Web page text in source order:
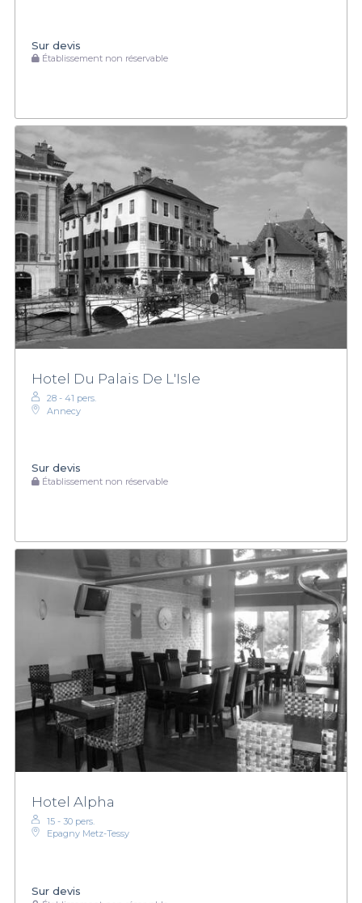
Sur devis
Établissement non réservable
Hotel Du Palais De L'Isle
28 - 41 pers.
Annecy
Sur devis
Établissement non réservable
Hotel Alpha
15 - 30 pers.
Epagny Metz-Tessy
Sur devis